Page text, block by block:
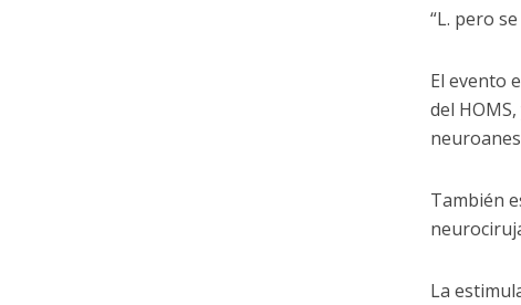
“L. pero
El evento
del
También
La